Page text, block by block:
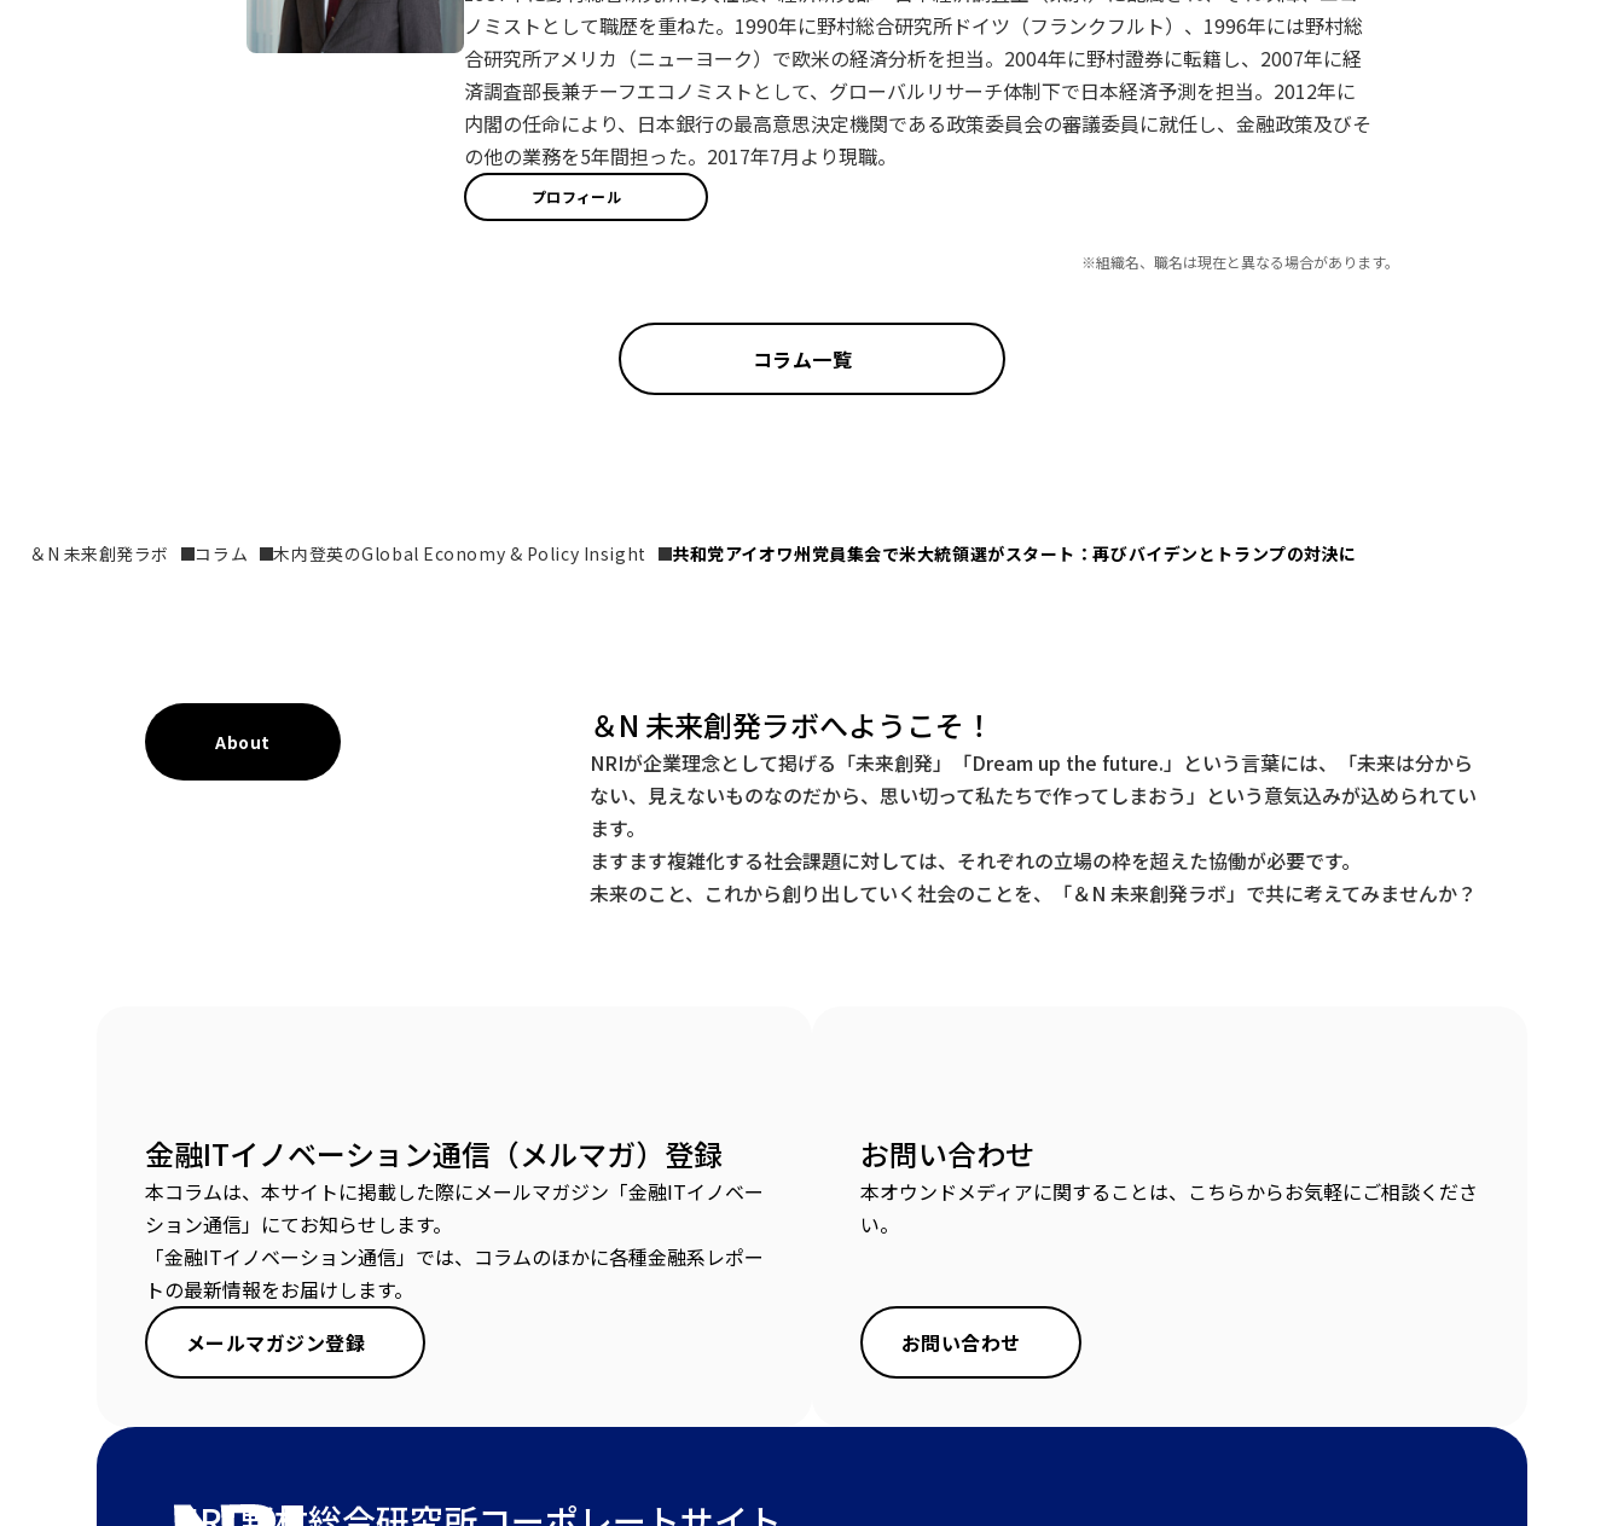
ノミストとして職歴を重ねた。1990年に野村総合研究所ドイツ（フランクフルト）、1996年には野村総
合研究所アメリカ（ニューヨーク）で欧米の経済分析を担当。2004年に野村證券に転籍し、2007年に経
済調査部長兼チーフエコノミストとして、グローバルリサーチ体制下で日本経済予測を担当。2012年に
内閣の任命により、日本銀行の最高意思決定機関である政策委員会の審議委員に就任し、金融政策及びそ
の他の業務を5年間担った。2017年7月より現職。
プロフィール
※組織名、職名は現在と異なる場合があります。
コラム一覧
＆N 未来創発ラボ コラム 木内登英のGlobal Economy & Policy Insight 共和党アイオワ州党員集会で米大統領選がスタート：再びバイデンとトランプの対決に
About ＆N 未来創発ラボへようこそ！
NRIが企業理念として掲げる「未来創発」「Dream up the future.」という言葉には、「未来は分から
ない、見えないものなのだから、思い切って私たちで作ってしまおう」という意気込みが込められてい
ます。
ますます複雑化する社会課題に対しては、それぞれの立場の枠を超えた協働が必要です。
未来のこと、これから創り出していく社会のことを、「＆N 未来創発ラボ」で共に考えてみませんか？
金融ITイノベーション通信（メルマガ）登録
本コラムは、本サイトに掲載した際にメールマガジン「金融ITイノベー
ション通信」にてお知らせします。
「金融ITイノベーション通信」では、コラムのほかに各種金融系レポー
トの最新情報をお届けします。
メールマガジン登録
お問い合わせ
本オウンドメディアに関することは、こちらからお気軽にご相談くださ
い。
お問い合わせ